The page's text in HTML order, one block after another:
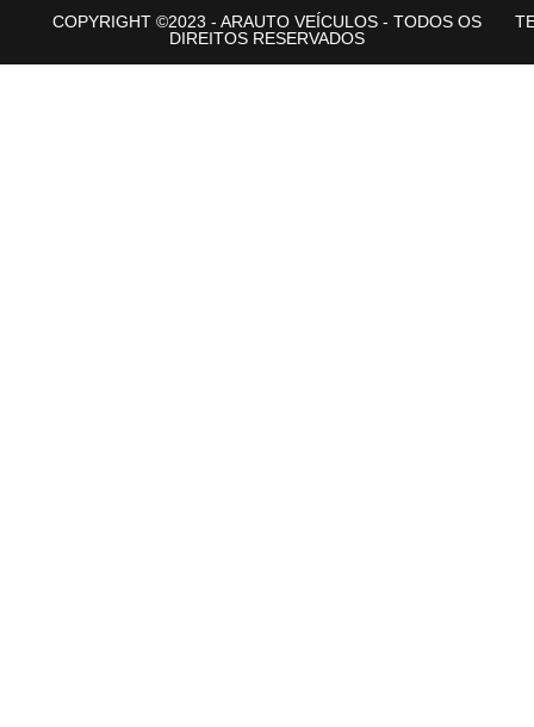
COPYRIGHT ©2023 - ARAUTO VEÍCULOS - TODOS OS
DIREITOS RESERVADOS